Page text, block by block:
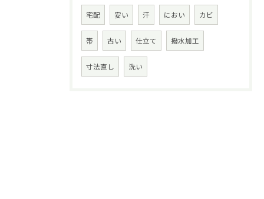
宅配 安い 汗 におい カビ
帯 古い 仕立て 撥水加工
寸法直し 洗い